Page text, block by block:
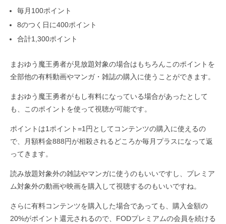
毎月100ポイント
8のつく日に400ポイント
合計1,300ポイント
まおゆう魔王勇者が見放題対象の場合はもちろんこのポイントを
全部他の有料動画やマンガ・雑誌の購入に使うことができます。
まおゆう魔王勇者がもし有料になっている場合があったとして
も、このポイントを使って視聴が可能です。
ポイントは1ポイント=1円としてコンテンツの購入に使えるの
で、月額料金888円が相殺されるどころか毎月プラスになって返
ってきます。
読み放題対象外の雑誌やマンガに使うのもいいですし、プレミア
ム対象外の動画や映画を購入して視聴するのもいいですね。
さらに有料コンテンツを購入した場合であっても、購入金額の
20%がポイント還元されるので、FODプレミアムの会員を続ける